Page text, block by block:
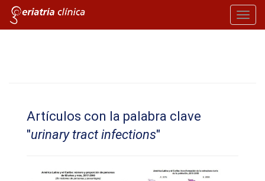
Artículos con la palabra clave
"urinary tract infections"